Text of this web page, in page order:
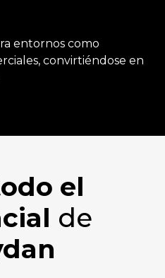
entornos como
convirtiéndose en
el
de